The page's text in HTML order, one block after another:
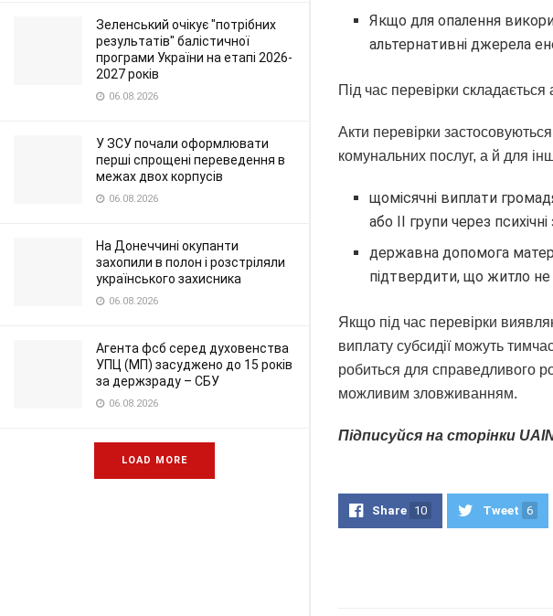
Зеленський очікує "потрібних
результатів" балістичної
програми України на етапі 2026-
2027 років
06.08.2026
У ЗСУ почали оформлювати
перші спрощені переведення в
межах двох корпусів
06.08.2026
На Донеччині окупанти
захопили в полон і розстріляли
українського захисника
06.08.2026
Агента фсб серед духовенства
УПЦ (МП) засуджено до 15 років
за держзраду – СБУ
06.08.2026
LOAD MORE
Якщо для опалення
альтернативні джерела
Під час перевірки
Акти перевірки
комунальних послуг, а й для
щомісячні виплати
або II групи через
державна допомога
підтвердити, що житло
Якщо під час перевірки
виплату субсидії можуть
робиться для справедливого
можливим зловживанням.
Підписуйся на сторінки
Share 10 Tweet 6